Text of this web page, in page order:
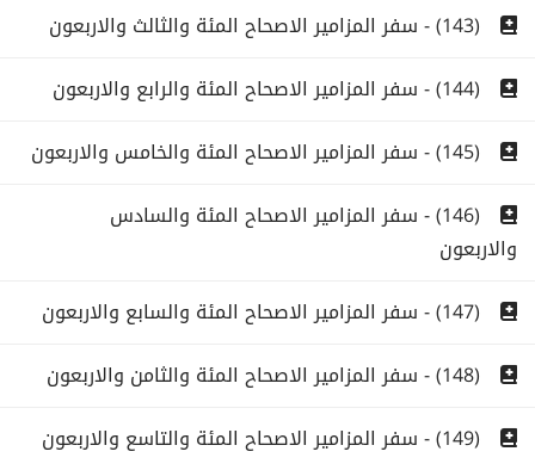
(143) - سفر المزامير الاصحاح المئة والثالث والاربعون
(144) - سفر المزامير الاصحاح المئة والرابع والاربعون
(145) - سفر المزامير الاصحاح المئة والخامس والاربعون
(146) - سفر المزامير الاصحاح المئة والسادس
والاربعون
(147) - سفر المزامير الاصحاح المئة والسابع والاربعون
(148) - سفر المزامير الاصحاح المئة والثامن والاربعون
(149) - سفر المزامير الاصحاح المئة والتاسع والاربعون